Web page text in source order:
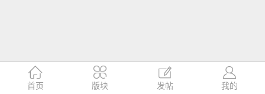

首页

版块

发帖

我的